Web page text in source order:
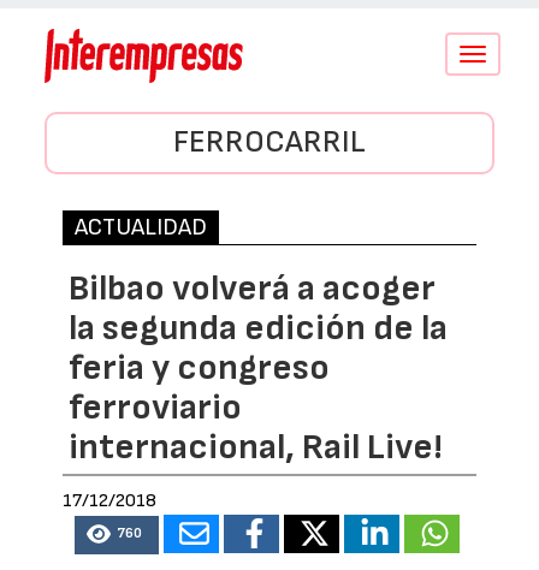
Conmutar
FERROCARRIL
ACTUALIDAD
Bilbao volverá a acoger
la segunda edición de la
feria y congreso
ferroviario
internacional, Rail Live!
17/12/2018
760